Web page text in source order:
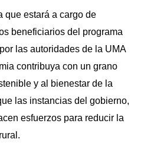
que estará a cargo de
beneficiarios del programa
las autoridades de la UMA
contribuya con un grano
y al bienestar de la
las instancias del gobierno,
esfuerzos para reducir la